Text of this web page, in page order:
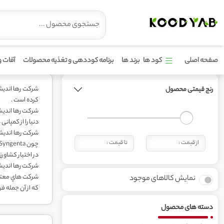
صفحه اصلی کود ها برند ها برنامه کوددهی و تغذیه محصولات آفات
رنج قیمتی محصول
نمایش کالاهای موجود
دسته های محصول
شرکت رها اندیش کاوان در سال 1386 در شهر
کرده است .
شرکت رها
دنیا را از
در اختیار
شركت رها
كه از آن جمله